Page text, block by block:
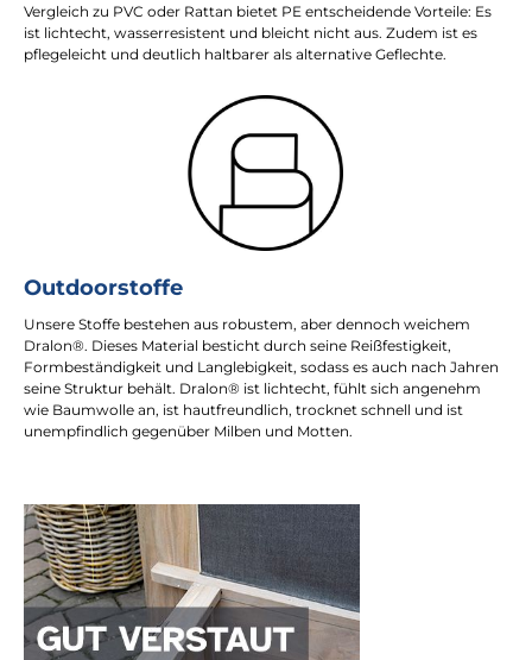
Vergleich zu PVC oder Rattan bietet PE entscheidende Vorteile: Es
ist lichtecht, wasserresistent und bleicht nicht aus. Zudem ist es
pflegeleicht und deutlich haltbarer als alternative Geflechte.
Outdoorstoffe
Unsere Stoffe bestehen aus robustem, aber dennoch weichem
Dralon®. Dieses Material besticht durch seine Reißfestigkeit,
Formbeständigkeit und Langlebigkeit, sodass es auch nach Jahren
seine Struktur behält. Dralon® ist lichtecht, fühlt sich angenehm
wie Baumwolle an, ist hautfreundlich, trocknet schnell und ist
unempfindlich gegenüber Milben und Motten.